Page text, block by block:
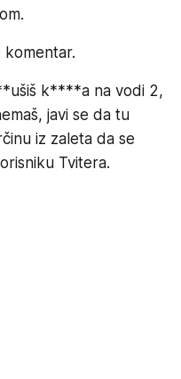
komentar.
k****a na vodi 2,
javi se da tu
iz zaleta da se
Tvitera.